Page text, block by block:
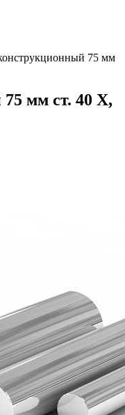
75 мм
мм ст. 40 Х,